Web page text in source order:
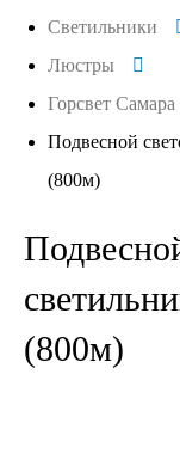
Светильники
Люстры
Горсвет Самара
Подвесной
(800м)
(800м)